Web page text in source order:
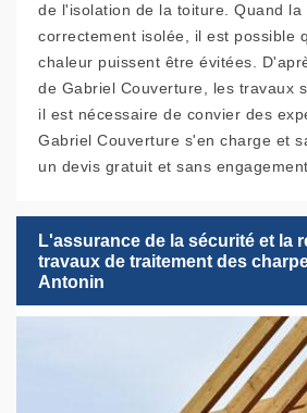
de l'isolation de la toiture. Quand la
correctement isolée, il est possible
chaleur puissent être évitées.
de Gabriel Couverture, les travaux
il est nécessaire de convier des
Gabriel Couverture s'en charge et
un devis gratuit et sans
L'assurance de la sécurité et la
travaux de traitement des
Antonin